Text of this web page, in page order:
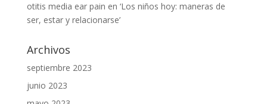
otitis media ear pain en ‘Los niños hoy: maneras de
ser, estar y relacionarse’
Archivos
septiembre 2023
junio 2023